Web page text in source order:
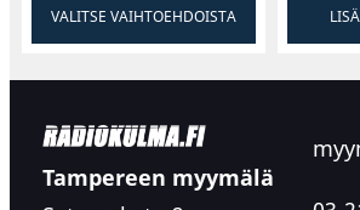
VALITSE VAIHTOEHDOISTA
Tampereen myymälä